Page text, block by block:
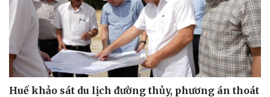
Huế khảo sát du lịch đường thủy, phương án thoát